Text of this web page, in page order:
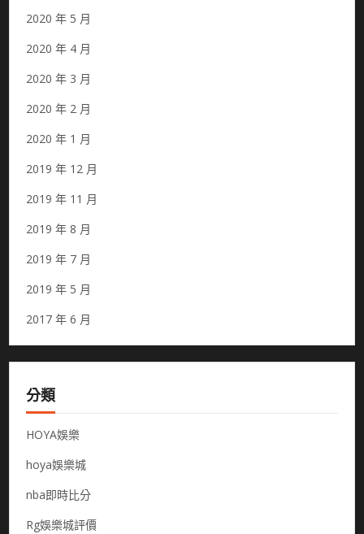
2020 年 5 月
2020 年 4 月
2020 年 3 月
2020 年 2 月
2020 年 1 月
2019 年 12 月
2019 年 11 月
2019 年 8 月
2019 年 7 月
2019 年 5 月
2017 年 6 月
分類
HOYA娛樂
hoya娛樂城
nba即時比分
Rg娛樂城評價